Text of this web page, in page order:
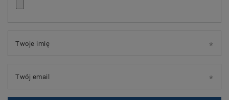
Twoje imię
Twój email